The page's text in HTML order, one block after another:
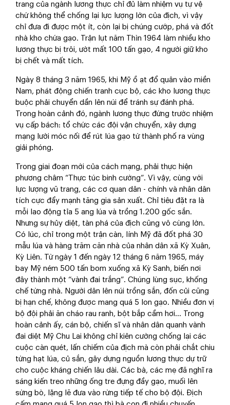
trang của ngành lương thực chỉ đủ làm nhiệm vụ tự vệ
chứ không thể chống lại lực lượng lớn của địch, vì vậy
chỉ đưa đi được một ít, còn lại bị chúng cướp, phá và đốt
nhà kho chứa gạo. Trận lụt năm Thìn 1964 làm nhiều kho
lương thực bị trôi, ướt mất 100 tấn gạo, 4 người giữ kho
bị chết và mất tích.
Ngày 8 tháng 3 năm 1965, khi Mỹ ồ ạt đổ quân vào miền
Nam, phát động chiến tranh cục bộ, các kho lương thực
buộc phải chuyển dần lên núi để tránh sự đánh phá.
Trong hoàn cảnh đó, ngành lương thực đứng trước nhiệm
vụ cấp bách: tổ chức các đội vận chuyển, xây dựng
mạng lưới móc nối để rút lúa gạo từ thành phố ra vùng
giải phóng.
Trong giai đoạn mới của cách mạng, phải thực hiện
phương châm “Thực túc binh cường”. Vì vậy, cùng với
lực lượng vũ trang, các cơ quan dân - chính và nhân dân
tích cực đẩy mạnh tăng gia sản xuất. Chỉ tiêu đặt ra là
mỗi lao động tỉa 5 ang lúa và trồng 1.200 gốc sắn.
Nhưng sự hủy diệt, tàn phá của địch cũng vô cùng lớn.
Có lúc, chỉ trong một trận càn, lính Mỹ đã đốt phá 30
mẫu lúa và hàng trăm căn nhà của nhân dân xã Kỳ Xuân,
Kỳ Liên. Từ ngày 1 đến ngày 12 tháng 6 năm 1965, máy
bay Mỹ ném 500 tấn bom xuống xã Kỳ Sanh, biến nơi
đây thành một “vành đai trắng”. Chúng lùng sục, khống
chế từng nhà. Người dân lên núi trồng sắn, đốn củi cũng
bị hạn chế, không được mang quá 5 lon gạo. Nhiều đơn vị
bộ đội phải ăn cháo rau ranh, bột bắp cầm hơi... Trong
hoàn cảnh ấy, cán bộ, chiến sĩ và nhân dân quanh vành
đai diệt Mỹ Chu Lai không chỉ kiên cường chống lại các
cuộc càn quét, lấn chiếm của địch mà còn phải chắt chiu
từng hạt lúa, củ sắn, gây dựng nguồn lương thực dự trữ
cho cuộc kháng chiến lâu dài. Các bà, các mẹ đã nghĩ ra
sáng kiến treo những ống tre đựng đầy gạo, muối lên
sừng bò, lặng lẽ đưa vào rừng tiếp tế cho bộ đội. Địch